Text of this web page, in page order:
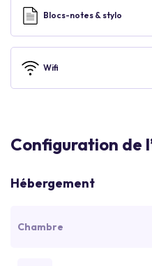
Blocs-notes & stylo
Wifi
Configuration de
Hébergement
Chambre